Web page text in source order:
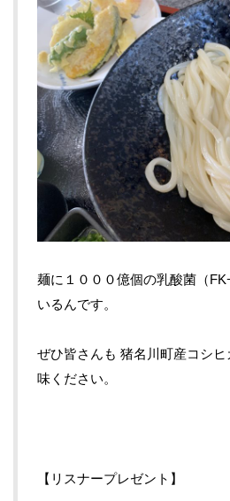
麺に１０００億個の乳酸菌（
いるんです。
ぜひ皆さんも 猪名川町産コシヒ
味ください。
【リスナープレゼント】